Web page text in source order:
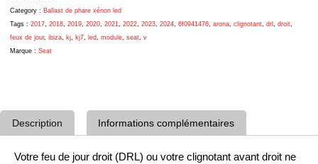
V
KJ
2017-
2024
Category : Ballast de phare xénon led
Tags : 2017, 2018, 2019, 2020, 2021, 2022, 2023, 2024, 6f0941476, arona, clignotant, drl , droit,
feux de jour, ibiza, kj, kj7, led, module, seat, v
Marque : Seat
Description Informations complémentaires
Votre feu de jour droit (DRL) ou votre clignotant avant droit ne